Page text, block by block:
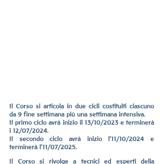
Il Corso si articola in due cicli costituiti ciascuno
da 9 fine settimana più una settimana intensiva.
Il primo ciclo avrà inizio il 13/10/2023 e terminerà
i 12/07/2024.
Il secondo ciclo avrà inizio l’11/10/2024 e
terminerà l’11/07/2025.
Il Corso si rivolge a tecnici ed esperti della